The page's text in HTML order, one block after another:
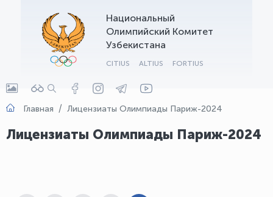
Национальный
Олимпийский Комитет
Узбекистана
CITIUS ALTIUS FORTIUS
Главная Лицензиаты Олимпиады Париж-2024
Лицензиаты Олимпиады Париж-2024
OLYMPCHIK AI - yordamchi
Онлайн · olympic.uz